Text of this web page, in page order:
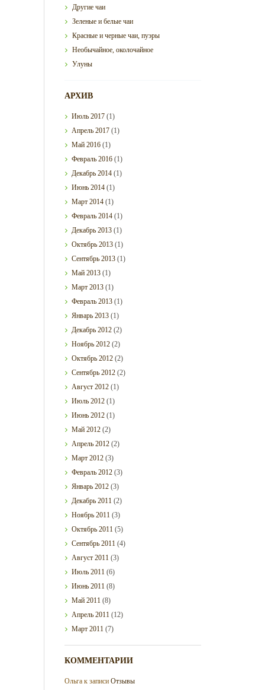
Другие чаи
Зеленые и белые чаи
Красные и черные чаи, пуэры
Необычайное, околочайное
Улуны
АРХИВ
Июль2017 (1)
Апрель2017 (1)
Май2016 (1)
Февраль2016 (1)
Декабрь2014 (1)
Июнь2014 (1)
Март2014 (1)
Февраль2014 (1)
Декабрь2013 (1)
Октябрь2013 (1)
Сентябрь2013 (1)
Май2013 (1)
Март2013 (1)
Февраль2013 (1)
Январь2013 (1)
Декабрь2012 (2)
Ноябрь2012 (2)
Октябрь2012 (2)
Сентябрь2012 (2)
Август2012 (1)
Июль2012 (1)
Июнь2012 (1)
Май2012 (2)
Апрель2012 (2)
Март2012 (3)
Февраль2012 (3)
Январь2012 (3)
Декабрь2011 (2)
Ноябрь2011 (3)
Октябрь2011 (5)
Сентябрь2011 (4)
Август2011 (3)
Июль2011 (6)
Июнь2011 (8)
Май2011 (8)
Апрель2011 (12)
Март2011 (7)
КОММЕНТАРИИ
Ольга к записиОтзывы